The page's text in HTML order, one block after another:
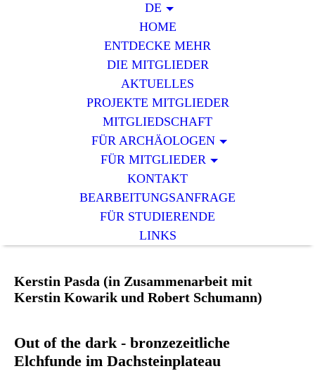
DE
HOME
ENTDECKE MEHR
DIE MITGLIEDER
AKTUELLES
PROJEKTE MITGLIEDER
MITGLIEDSCHAFT
FÜR ARCHÄOLOGEN
FÜR MITGLIEDER
KONTAKT
BEARBEITUNGSANFRAGE
FÜR STUDIERENDE
LINKS
Kerstin Pasda (in Zusammenarbeit mit
Kerstin Kowarik und Robert Schumann)
Out of the dark - bronzezeitliche
Elchfunde im Dachsteinplateau